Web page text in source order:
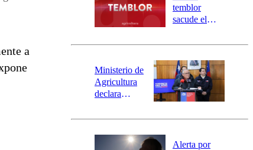
a
activa
mensajería
SAE
temblor
sacude el
revisa la
epicentro
Ministerio de
Agricultura
declara
agrícola para
Alerta por